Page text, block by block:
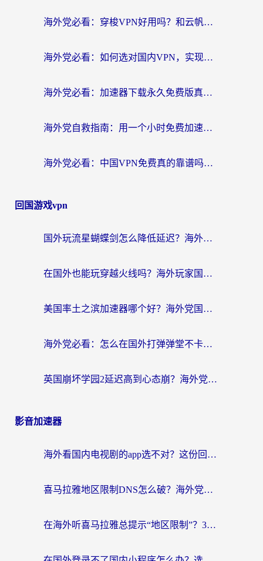
海外党必看：穿梭VPN好用吗？和云帆VPN对比哪个回国效果更好？附真实测评+避坑指南
海外党必看：如何选对国内VPN，实现无缝访问国内资源？
海外党必看：加速器下载永久免费版真的存在吗？教你无缝访问国内资源的正确姿势
海外党自救指南：用一个小时免费加速器，轻松打破国内资源访问壁垒？
海外党必看：中国VPN免费真的靠谱吗？手把手教你选对回国加速器
回国游戏vpn
国外玩流星蝴蝶剑怎么降低延迟？海外党必看的加速秘籍（含欧洲鸣潮&彩虹岛优化攻略）
在国外也能玩穿越火线吗？海外玩家国服游戏畅玩终极指南
美国率土之滨加速器哪个好？海外党国服游戏畅玩终极指南（附多游戏解决方案）
海外党必看：怎么在国外打弹弹堂不卡？番茄加速器亲测指南
英国崩坏学园2延迟高到心态崩？海外党国服游戏加速终极指南
影音加速器
海外看国内电视剧的app选不对？这份回国加速器避坑指南帮你流畅追剧
喜马拉雅地区限制DNS怎么破？海外党听国内音乐听书的终极解决方案
在海外听喜马拉雅总提示“地区限制”？3步轻松解除+听国内音乐全攻略